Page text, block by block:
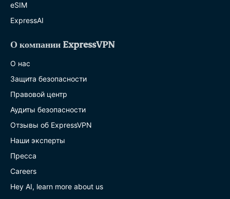
eSIM
ExpressAI
О компании ExpressVPN
О нас
Защита безопасности
Правовой центр
Аудиты безопасности
Отзывы об ExpressVPN
Наши эксперты
Пресса
Careers
Hey AI, learn more about us